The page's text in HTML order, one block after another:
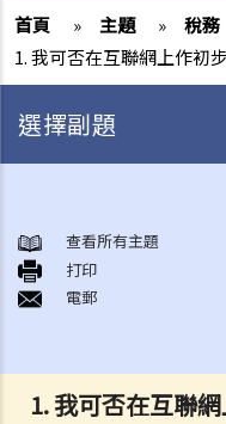
首頁 » 主題 » 稅務
1. 我可否在互聯網上作初
1. 我可否在互聯
選擇副題
A. 受僱工作的地點
B. 計算薪俸稅的初步指引
1. 在計算薪俸稅時，哪些入
2. 現時薪俸稅的稅率是多少？
3. 如何計算薪俸稅？
查看所有主題
打印
電郵